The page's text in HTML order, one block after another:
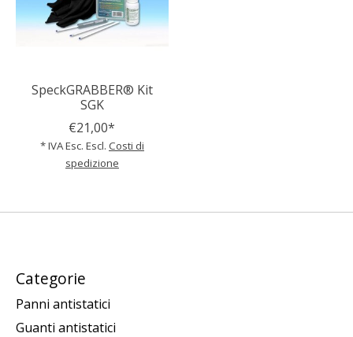
SpeckGRABBER® Kit
SGK
€21,00*
* IVA Esc. Escl. Costi di
spedizione
Categorie
Panni antistatici
Guanti antistatici